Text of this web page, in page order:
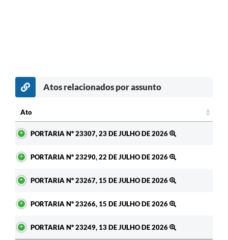
Atos relacionados por assunto
Ato
PORTARIA Nº 23307, 23 DE JULHO DE 2026
PORTARIA Nº 23290, 22 DE JULHO DE 2026
PORTARIA Nº 23267, 15 DE JULHO DE 2026
PORTARIA Nº 23266, 15 DE JULHO DE 2026
PORTARIA Nº 23249, 13 DE JULHO DE 2026